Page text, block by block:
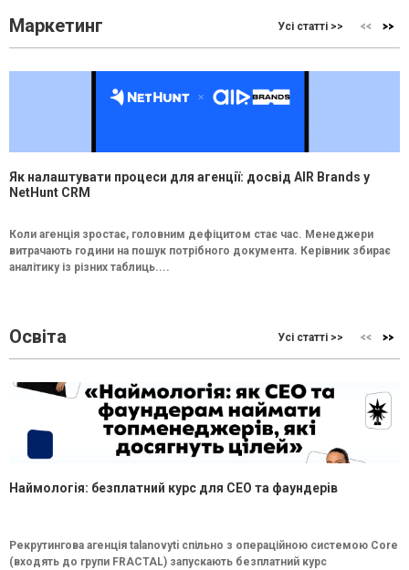
Маркетинг Усі статті >>
Як налаштувати процеси для агенції: досвід AIR Brands у
NetHunt CRM
Коли агенція зростає, головним дефіцитом стає час. Менеджери
витрачають години на пошук потрібного документа. Керівник збирає
аналітику із різних таблиць....
Освіта Усі статті >>
Наймологія: безплатний курс для CEO та фаундерів
Рекрутингова агенція talanovyti спільно з операційною системою Core
(входять до групи FRACTAL) запускають безплатний курс